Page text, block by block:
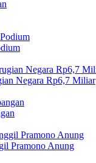
Negara Rp6,7 Miliar
Pramono Anung